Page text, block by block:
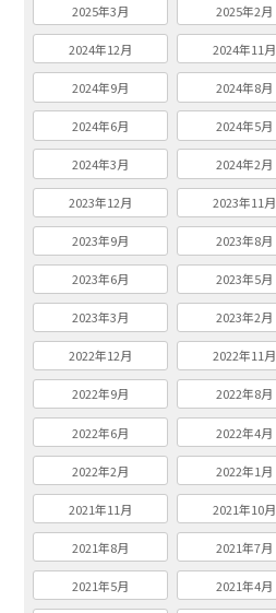
2025年3月 2025年2月
2024年12月 2024年11月
2024年9月 2024年8月
2024年6月 2024年5月
2024年3月 2024年2月
2023年12月 2023年11月
2023年9月 2023年8月
2023年6月 2023年5月
2023年3月 2023年2月
2022年12月 2022年11月
2022年9月 2022年8月
2022年6月 2022年4月
2022年2月 2022年1月
2021年11月 2021年10月
2021年8月 2021年7月
2021年5月 2021年4月